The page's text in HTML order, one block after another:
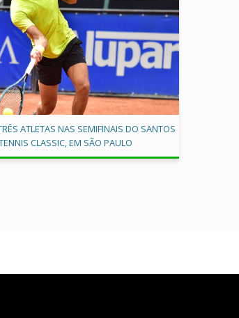
ATLETAS NAS SEMIFINAIS DO SANTOS
CLASSIC, EM SÃO PAULO